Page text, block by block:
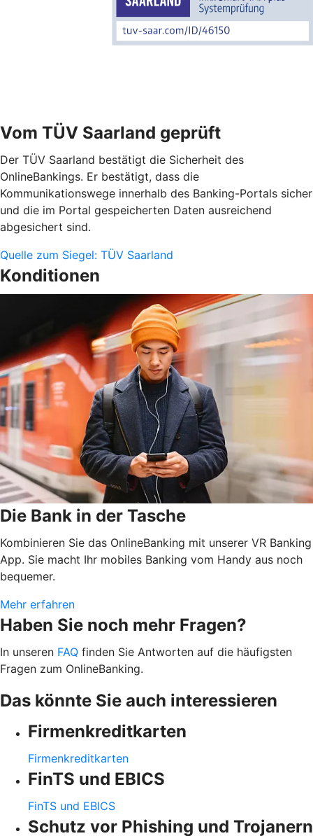
Vom TÜV Saarland geprüft
Der TÜV Saarland bestätigt die Sicherheit des
OnlineBankings. Er bestätigt, dass die
Kommunikationswege innerhalb des Banking-Portals sicher
und die im Portal gespeicherten Daten ausreichend
abgesichert sind.
Quelle zum Siegel: TÜV Saarland
Konditionen
Die Bank in der Tasche
Kombinieren Sie das OnlineBanking mit unserer VR Banking
App. Sie macht Ihr mobiles Banking vom Handy aus noch
bequemer.
Mehr erfahren
Haben Sie noch mehr Fragen?
In unseren FAQ finden Sie Antworten auf die häufigsten
Fragen zum OnlineBanking.
Das könnte Sie auch interessieren
Firmenkreditkarten
Firmenkreditkarten
FinTS und EBICS
FinTS und EBICS
Schutz vor Phishing und Trojanern